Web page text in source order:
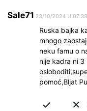
Sale71 23/10/2024 U 07:38
Ruska bajka
mnogo
neku famu o
nije kadra ni 3